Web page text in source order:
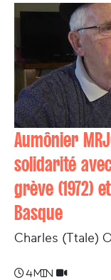
Aumônier
solidarité
grève (1972)
Basque
Charles (Ttale)
4 min